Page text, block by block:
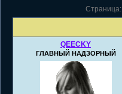
Страница:
QEECKY
ГЛАВНЫЙ НАДЗОРНЫЙ